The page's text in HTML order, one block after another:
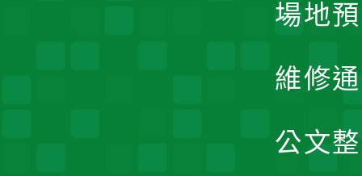
場地
維修
公文